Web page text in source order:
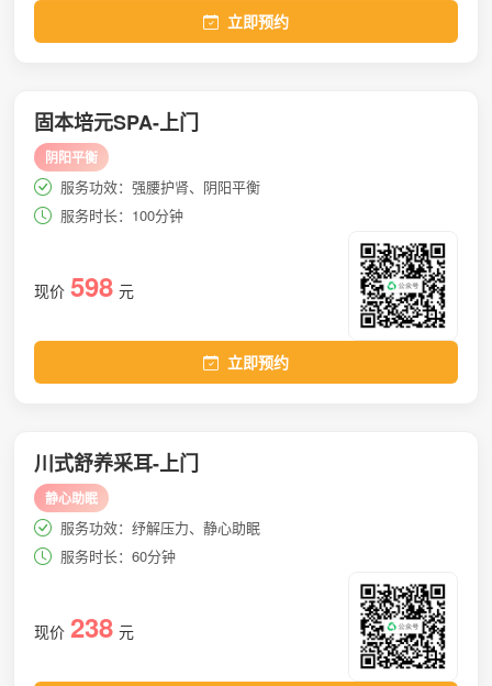
立即预约
固本培元SPA-上门
阴阳平衡
服务功效：强腰护肾、阴阳平衡
服务时长：100分钟
现价 598 元
立即预约
川式舒养采耳-上门
静心助眠
服务功效：纾解压力、静心助眠
服务时长：60分钟
现价 238 元